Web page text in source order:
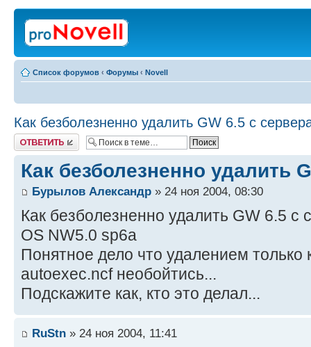
Список форумов ‹ Форумы ‹ Novell
Как безболезненно удалить GW 6.5 с
Ответить
Как безболезненно удалить
Бурылов Александр » 24 ноя 2004, 08:30
Как безболезненно удалить GW 6.5 с
OS NW5.0 sp6a
Понятное дело что удалением только
autoexec.ncf необойтись...
Подскажите как, кто это делал...
RuStn » 24 ноя 2004, 11:41